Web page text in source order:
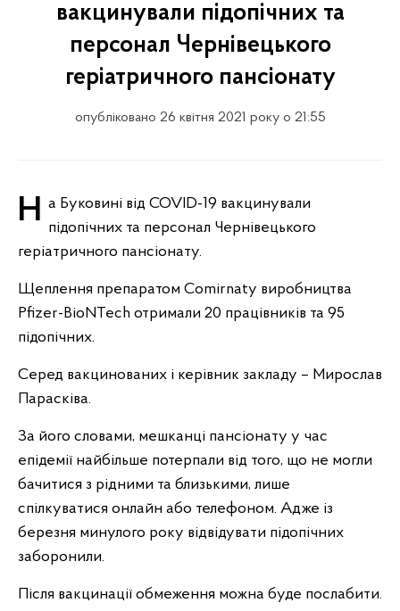
вакцинували підопічних та
персонал Чернівецького
геріатричного пансіонату
опубліковано 26 квітня 2021 року о 21:55
На Буковині від COVID-19 вакцинували підопічних та персонал Чернівецького
геріатричного пансіонату.
Щеплення препаратом Comirnaty виробництва
Pfizer-BioNTech отримали 20 працівників та 95
підопічних.
Серед вакцинованих і керівник закладу – Мирослав
Парасківа.
За його словами, мешканці пансіонату у час
епідемії найбільше потерпали від того, що не могли
бачитися з рідними та близькими, лише
спілкуватися онлайн або телефоном. Адже із
березня минулого року відвідувати підопічних
заборонили.
Після вакцинації обмеження можна буде послабити.